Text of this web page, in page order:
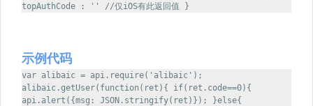
topAuthCode : '' //仅iOS有此返回值 }
示例代码
var alibaic = api.require('alibaic');
alibaic.getUser(function(ret){ if(ret.code==0){
api.alert({msg: JSON.stringify(ret)}); }else{